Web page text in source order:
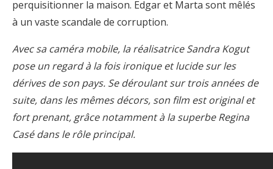
perquisitionner la maison. Edgar et Marta sont mêlés
à un vaste scandale de corruption.
Avec sa caméra mobile, la réalisatrice Sandra Kogut
pose un regard à la fois ironique et lucide sur les
dérives de son pays. Se déroulant sur trois années de
suite, dans les mêmes décors, son film est original et
fort prenant, grâce notamment à la superbe Regina
Casé dans le rôle principal.